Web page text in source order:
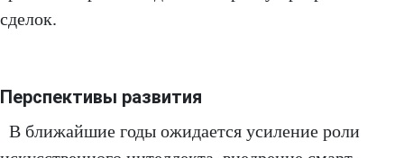
сделок.
Перспективы развития
В ближайшие годы ожидается усиление роли